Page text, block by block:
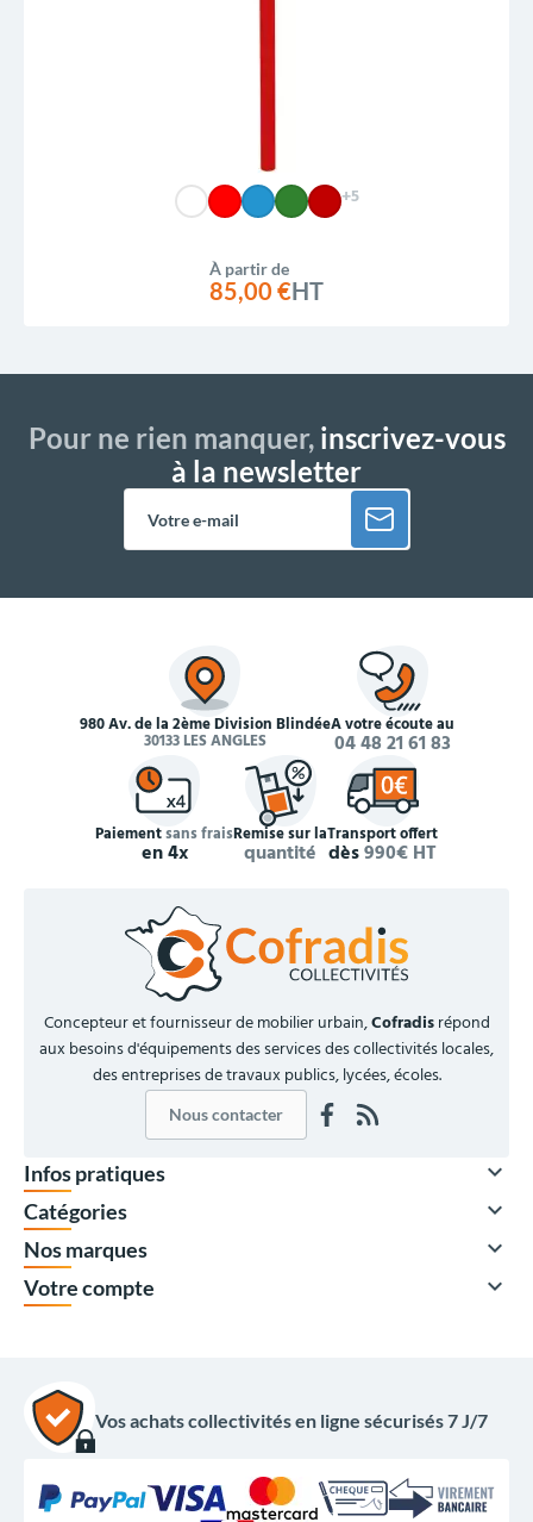
+5
À partir de
85,00 €HT
Pour ne rien manquer,inscrivez-vous
à la newsletter
980 Av. de la 2ème Division Blindée
30133 LES ANGLES
À votre écoute au
04 48 21 61 83
Paiementsans frais
en 4x
Remise sur la
quantité
Transport offert
dès990€ HT
Concepteur et fournisseur de mobilier urbain,Cofradisrépond
aux besoins d'équipements des services des collectivités locales,
des entreprises de travaux publics, lycées, écoles.
Nous contacter
Infos pratiques 
Catégories 
Nos marques 
Votre compte 
Vos achats collectivités en ligne sécurisés 7 J/7